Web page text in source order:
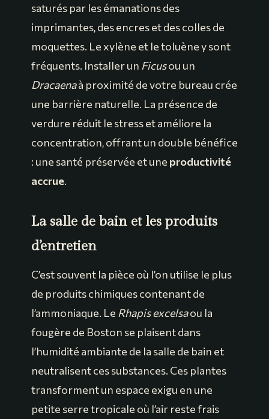
saturés par les émanations des
imprimantes, des encres et des colles de
moquettes. Le xylène et le toluène y sont
fréquents. Installer un Ficusou un
Dracaenaà proximité de votre bureau crée
une barrière naturelle. La présence de
verdure réduit le stress et améliore la
concentration, offrant un double bénéfice
: une santé préservée et une productivité
accrue.
La salle de bain et les produits
d’entretien
C’est souvent la pièce où l’on utilise le plus
de produits chimiques contenant de
l’ammoniaque. Le Rhapis excelsaou la
fougère de Boston se plaisent dans
l’humidité ambiante de la salle de bain et
neutralisent ces substances. Ces plantes
transforment un espace exigu en une
petite serre tropicale où l’air reste frais